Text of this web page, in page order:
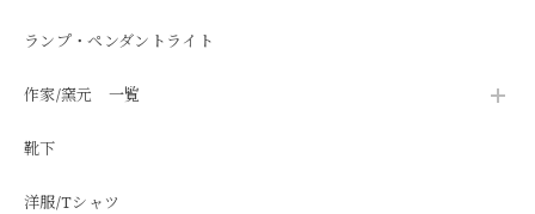
ランプ・ペンダントライト
作家/窯元 一覧
靴下
洋服/Tシャツ